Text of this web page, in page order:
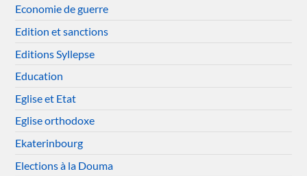
Economie de guerre
Edition et sanctions
Editions Syllepse
Education
Eglise et Etat
Eglise orthodoxe
Ekaterinbourg
Elections à la Douma